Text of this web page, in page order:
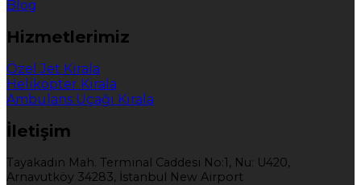
Blog
Hizmetlerimiz
Özel Jet Kirala
Helikopter Kirala
Ambulans Uçağı Kirala
İletişim
Tayakadın Mah. Terminal Caddesi No:1, Nu: U420,
Arnavutköy 34283, İstanbul New Airport